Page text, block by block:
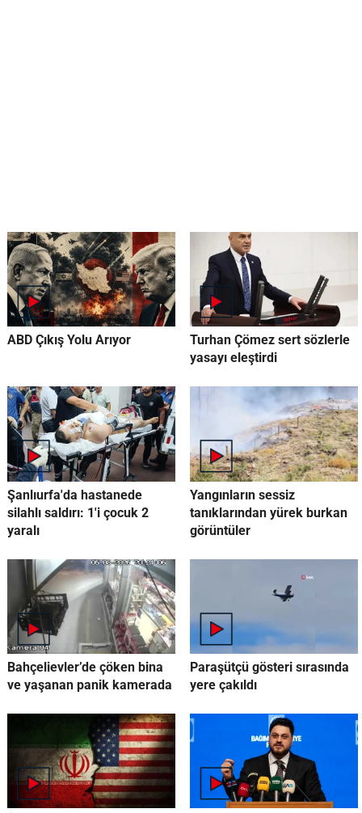
ABD Çıkış Yolu Arıyor
Turhan Çömez sert sözlerle
yasayı eleştirdi
Şanlıurfa'da hastanede
silahlı saldırı: 1'i çocuk 2
yaralı
Yangınların sessiz
tanıklarından yürek burkan
görüntüler
Bahçelievler’de çöken bina
ve yaşanan panik kamerada
Paraşütçü gösteri sırasında
yere çakıldı